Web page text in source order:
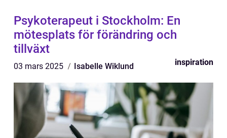
Psykoterapeut i Stockholm: En
mötesplats för förändring och
tillväxt
03 mars 2025 Isabelle Wiklund inspiration